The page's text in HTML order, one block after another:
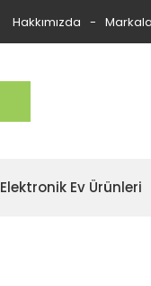
Hakkımızda
Elektronik Ev Ürünleri